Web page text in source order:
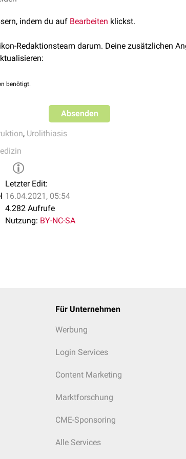
indem du auf Bearbeiten klickst.
Redaktionsteam darum. Deine zusätzlichen
benötigt.
Absenden
, Urolithiasis
Letzter Edit:
16.04.2021, 05:54
4.282 Aufrufe
Nutzung: BY-NC-SA
Für Unternehmen
Werbung
Login Services
Content Marketing
Marktforschung
CME-Sponsoring
Alle Services